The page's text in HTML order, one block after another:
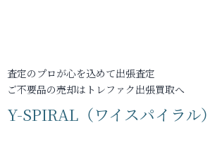
査定のプロが心を込めて出張査定
ご不要品の売却はトレファク出張買取へ
Y-SPIRAL（ワイスパイラル）